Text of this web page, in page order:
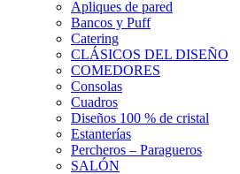
Apliques de pared
Bancos y Puff
Catering
CLÁSICOS DEL DISEÑO
COMEDORES
Consolas
Cuadros
Diseños 100 % de cristal
Estanterías
Percheros – Paragueros
SALÓN